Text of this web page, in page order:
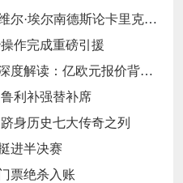
曼联转型期的传承困境：哈维尔·埃尔南德斯论卡里克执教与红魔精神变迁‌
作完成重磅引援
巴尔科拉与利物浦转会传闻深度解读：亿欧元报价背后的战略博弈与市场逻辑‌
利补强替补席
身历史七大传奇之列
进半决赛
票绝杀入账